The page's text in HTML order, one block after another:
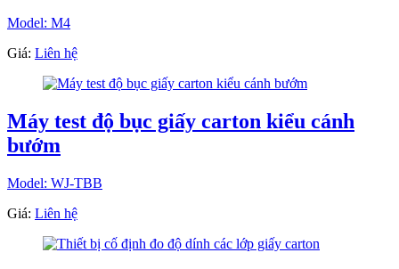
Model: M4
Giá: Liên hệ
Máy test độ bục giấy carton kiểu cánh
bướm
Model: WJ-TBB
Giá: Liên hệ